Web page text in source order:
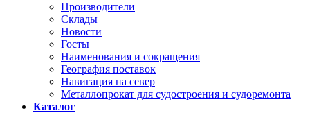
Производители
Склады
Новости
Госты
Наименования и сокращения
География поставок
Навигация на север
Металлопрокат для судостроения и судоремонта
Каталог